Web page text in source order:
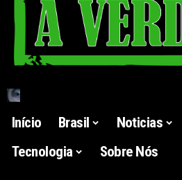
Início Brasil Noticias
Tecnologia
Sobre Nós